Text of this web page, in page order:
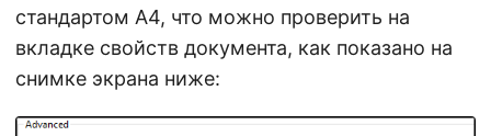
стандартом A4, что можно проверить на
вкладке свойств документа, как показано на
снимке экрана ниже: